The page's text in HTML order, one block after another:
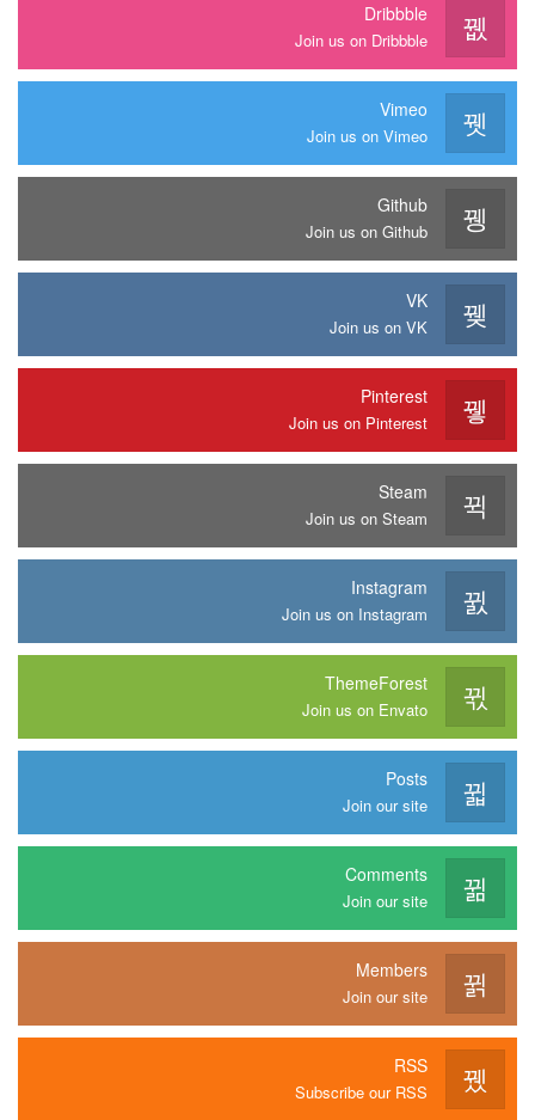
Dribbble
Join us on Dribbble
Vimeo
Join us on Vimeo
Github
Join us on Github
VK
Join us on VK
Pinterest
Join us on Pinterest
Steam
Join us on Steam
Instagram
Join us on Instagram
ThemeForest
Join us on Envato
Posts
Join our site
Comments
Join our site
Members
Join our site
RSS
Subscribe our RSS